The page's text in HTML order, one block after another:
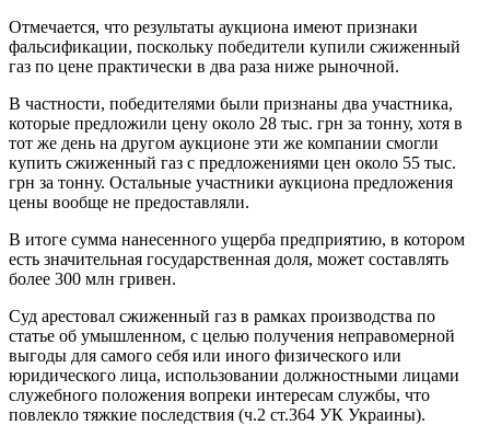
Отмечается, что результаты аукциона имеют признаки
фальсификации, поскольку победители купили сжиженный
газ по цене практически в два раза ниже рыночной.
В частности, победителями были признаны два участника,
которые предложили цену около 28 тыс. грн за тонну, хотя в
тот же день на другом аукционе эти же компании смогли
купить сжиженный газ с предложениями цен около 55 тыс.
грн за тонну. Остальные участники аукциона предложения
цены вообще не предоставляли.
В итоге сумма нанесенного ущерба предприятию, в котором
есть значительная государственная доля, может составлять
более 300 млн гривен.
Суд арестовал сжиженный газ в рамках производства по
статье об умышленном, с целью получения неправомерной
выгоды для самого себя или иного физического или
юридического лица, использовании должностными лицами
служебного положения вопреки интересам службы, что
повлекло тяжкие последствия (ч.2 ст.364 УК Украины).